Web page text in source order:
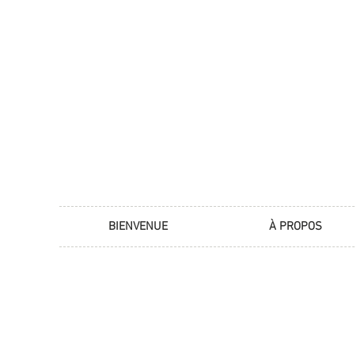
BIENVENUE À PROPOS